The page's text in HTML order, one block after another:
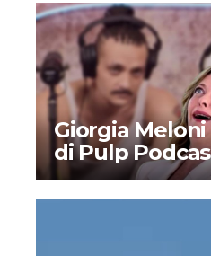
Giorgia
di Pulp
deciso di
destra?